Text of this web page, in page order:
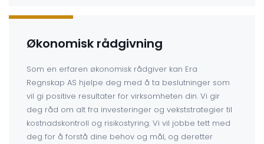
Økonomisk rådgivning
Som en erfaren økonomisk rådgiver kan Era
Regnskap AS hjelpe deg med å ta beslutninger som
vil gi positive resultater for virksomheten din. Vi gir
deg råd om alt fra investeringer og vekststrategier til
kostnadskontroll og risikostyring. Vi vil jobbe tett med
deg for å forstå dine behov og mål, og deretter